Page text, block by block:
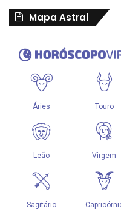
Mapa Astral